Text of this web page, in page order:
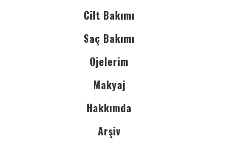
Cilt Bakımı
Saç Bakımı
Ojelerim
Makyaj
Hakkımda
Arşiv